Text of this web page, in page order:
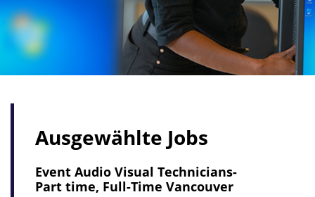
Ausgewählte Jobs
Event Audio Visual Technicians-
Part time, Full-Time Vancouver